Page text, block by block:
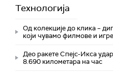
Технологијa
Од колекције до клика –
који чувамо филмове и игре
Део ракете Спејс-Икса
8.690 километара на час